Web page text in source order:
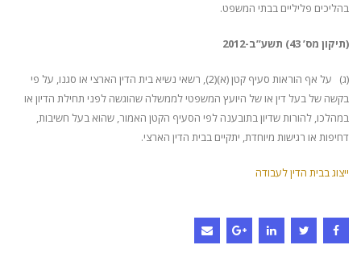
בהליכים פליליים בבתי המשפט.
(תיקון מס’ 43) תשע”ב-2012
(ג) על אף הוראות סעיף קטן (א)(2), רשאי נשיא בית הדין הארצי או סגנו, על פי
בקשה של בעל דין או של היועץ המשפטי לממשלה שהוגשה לפני תחילת הדיון או
במהלכו, להורות שדיון בתובענה לפי הסעיף הקטן האמור, שהוא בעל חשיבות,
דחיפות או רגישות מיוחדת, יתקיים בבית הדין הארצי.
ייצוג בבית הדין לעבודה